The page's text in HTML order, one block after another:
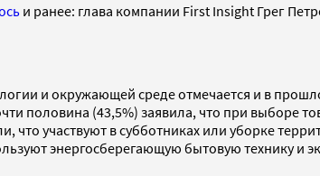
и ранее: глава компании First Insight Грег
и окружающей среде отмечается и в
половина (43,5%) заявила, что при выборе
что участвуют в субботниках или уборке
энергосберегающую бытовую технику и